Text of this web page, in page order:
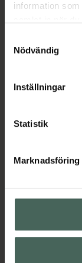
information
återkalla ditt
lagligheten av
Nödvändig
Inställningar
Statistik
Marknadsföring
syd till Lappland
datorn.
hjälpa just dig
med oss.
Kundservice
Vanliga frågor
Hitta apotek
Leverans,